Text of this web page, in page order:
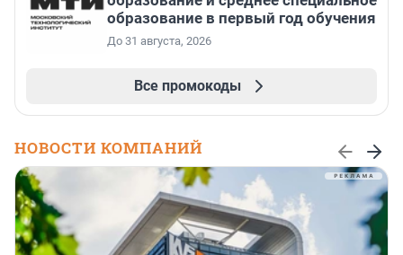
образование в первый год обучения
До 31 августа, 2026
Все промокоды
НОВОСТИ КОМПАНИЙ